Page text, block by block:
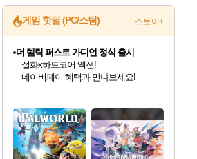
게임 핫딜 (PC/스팀) 스토어+
최대 90% 할인가를 만나보세요!
네이버혜택과 함께 만나보세요!
50%할인&추가 적립까지!
네이버 포인트 혜택까지!
이니&베니 혜택까지!
네이버 혜택가와 함께 예약하세요!
할인&네이버혜택으로 만나보세요!
더 렐릭 퍼스트 가디언 정식 출시
설화x하드코어 액션!
네이버페이 혜택과 만나보세요!
40주년 프로모션으로 만나보세요!
할인가에 만나보세요!
일부 에디션 상시 할인!
혜택으로 예약 판매 중
편안하게 충전하세요